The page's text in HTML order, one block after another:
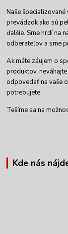
Naše
prevádzok ako sú
ďalšie. Sme hrdí na
odberateľov a sme
Ak máte záujem o
produktov,
odpovedať na vaše
potrebujete.
Tešíme sa na
Kde nás